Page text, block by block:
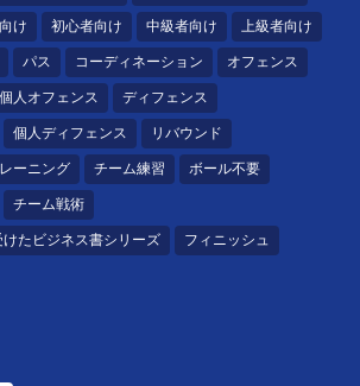
け 初心者向け 中級者向け 上級者向け
パス コーディネーション オフェンス
個人オフェンス ディフェンス
個人ディフェンス リバウンド
レーニング チーム練習 ボール不要
チーム戦術
たビジネス書シリーズ フィニッシュ